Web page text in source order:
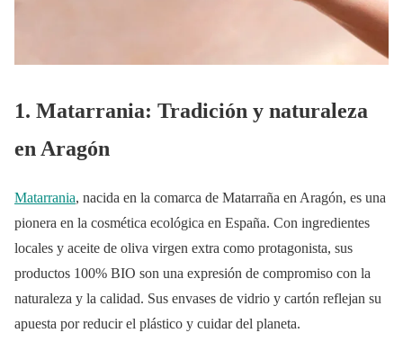
1. Matarrania: Tradición y naturaleza
en Aragón
Matarrania, nacida en la comarca de Matarraña en Aragón, es una
pionera en la cosmética ecológica en España. Con ingredientes
locales y aceite de oliva virgen extra como protagonista, sus
productos 100% BIO son una expresión de compromiso con la
naturaleza y la calidad. Sus envases de vidrio y cartón reflejan su
apuesta por reducir el plástico y cuidar del planeta.